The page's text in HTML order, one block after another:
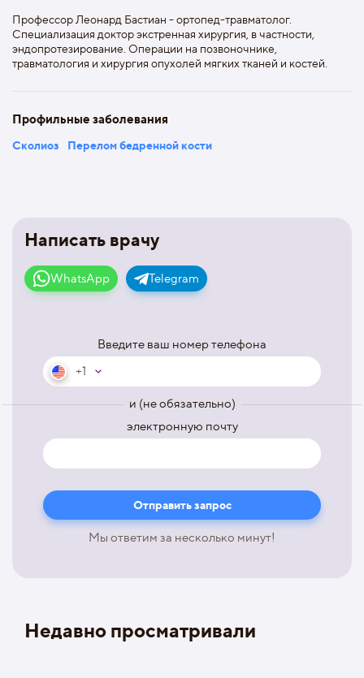
Написать врачу
WhatsApp Telegram
Введите ваш номер телефона
+1
и (не обязательно)
электронную почту
Мы ответим за несколько минут!
Профессор Леонард Бастиан - ортопед-травматолог.
Специализация доктор экстренная хирургия, в частности,
эндопротезирование. Операции на позвоночнике,
травматология и хирургия опухолей мягких тканей и костей.
Профильные заболевания
Сколиоз Перелом бедренной кости
Недавно просматривали